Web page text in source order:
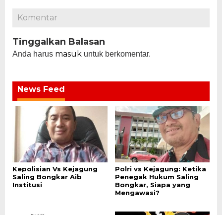
Komentar
Tinggalkan Balasan
Anda harus masuk untuk berkomentar.
News Feed
Kepolisian Vs Kejagung
Saling Bongkar Aib
Institusi
Polri vs Kejagung: Ketika
Penegak Hukum Saling
Bongkar, Siapa yang
Mengawasi?